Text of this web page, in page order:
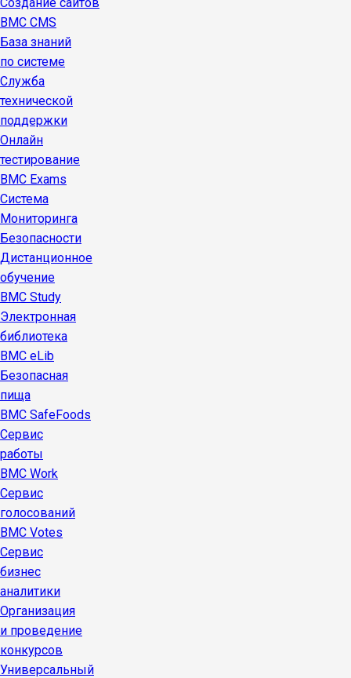
BMC CMS
База знаний
по системе
Служба
технической
поддержки
Онлайн
тестирование
BMC Exams
Система
Мониторинга
Безопасности
Дистанционное
обучение
BMC Study
Электронная
библиотека
BMC eLib
Безопасная
пища
BMC SafeFoods
Сервис
работы
BMC Work
Сервис
голосований
BMC Votes
Сервис
бизнес
аналитики
Организация
и проведение
конкурсов
Универсальный